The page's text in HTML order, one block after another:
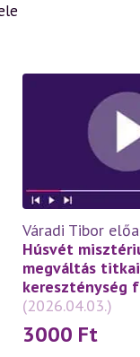
Váradi Tibor
Húsvét
megváltás titkai
kereszténység
(2026.04.03.)
3000 Ft